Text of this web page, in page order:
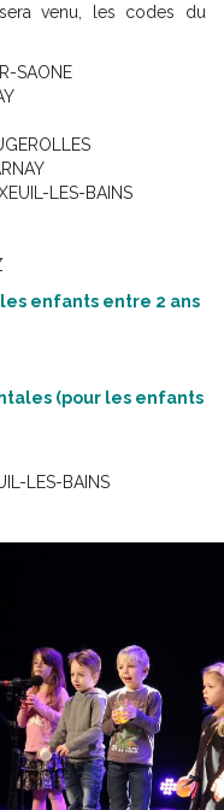
venu, les codes du
SAONE
LES-BAINS
enfants entre 2 ans
(pour les enfants
LES-BAINS